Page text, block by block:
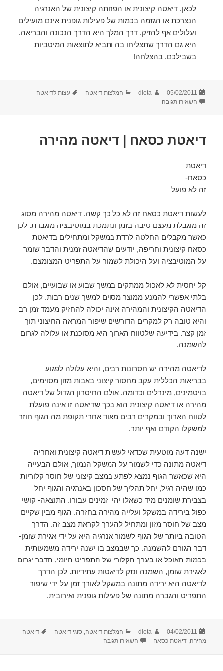
לכאן. דיאטה קיצונית או הפחתה קיצונית של האנרגיה
הנצרכת או הגזמה בכמות של פעילות גופנית אינם מועילים
ועלולים אף להזיק. דרך המלך היא הדרך הנכונה והבריאה.
היא גם הדרך שתצליחו בה ותביא לתוצאות המיטביות
בשבילכם. בהצלחה!
פורסם
בתאריך
05/02/2011 מחבר
dieta קטגוריות
המלצות דיאטה תגיות
עצות לדיאטה
השאירו תגובה
דיאטת כסאח | דיאטה מהירה
דיאטת
כסאח-
זה לא פועל
לעשות דיאטת כסאח זה לא כל כך קשה. דיאטה מהירה מסוג
זה מוגבלת מעצם טיבה בזמן ונתמכת במוטיבציה מוגברת. לכן
כאשר מקבלים החלטה לרדת במשקל ומתחילים בדיאטת
כסאח קיצונית וחריפה, יודעים שהדיאטה זמנית והדבר שומר
על המוטיבציה ועל היכולת לשמור על התפריט המצומצם.
קל יחסית לא לאכול ממתקים במשך שבוע או שבועיים, אולם
בלתי אפשרי להמנע ממוצר מסוים למשך שנים רבות. לכן
הדיאטה הקיצונית והמהירה אינה יכולה להחזיק מעמד זמן רב
והיא טובה רק למקרים הדורשים שיפור המראה החיצוני תוך
זמן קצר, בידיעה שלטווח הארוך היא מסוכנת או עלולה לגרום
להשמנה.
לדיאטה מהירה יש חסרונות רבים, והיא עלולה לפגוע
בבריאות הכללית עקב מחסור קיצוני באבות מזון מסוימים,
בויטמינים, מינרלים וכדומה. אולם החיסרון הגדול של דיאטה
מהירה או דיאטה קיצונית הוא בכך שדיאטה זו אינה פועלת
לטווח הארוך ובמקרים רבים מאוד אחרי תקופת מה הגוף חוזר
למשקלו הקודם ואף יותר.
ישנה דעה מוטעית שכדאי לעשות דיאטה קיצונית ואחריה
דיאטה מתונה כדי לשמור על המשקל הנמוך, אולם הבעייה
היא שכאשר הגוף נמצא לפתע במצב קיצוני של חוסר קלוריות
כמו שהיה רגיל, יחל תהליך של חסכון באנרגיה והגוף יחל
בצבירת שומנים מיד כשאלו יהיו זמינים עבורו. התוצאה- קושי
כפול בירידה במשקל ועלייה מהירה בחזרה. הגוף מבין שקיים
מצב של חוסר מזון ומתחיל להערך לקראת מצב זה. הדרך
הטובה ביותר של הגוף לשמור אנרגיה היא על ידי אגירת שומן-
דבר הגורם להשמנה. כך שבמצב בו ישנה ירידה משמעותית
בכמות האוכל או בערך הקלורי של התפריט היומי, הדבר יגרום
לאגירת שומן, השמנה ונזק לדיאטות עתידיות. לכן הדרך
לדיאטה היא ירידה מתונה במשקל לאורך זמן על ידי שיפור
התפריט והגברה מתונה של פעילות גופנית ואירובית.
פורסם
בתאריך
04/02/2011 מחבר
dieta קטגוריות
המלצות דיאטה,סוגי דיאטה תגיות
דיאטה
מהירה,דיאטת כסאח השאירו תגובה